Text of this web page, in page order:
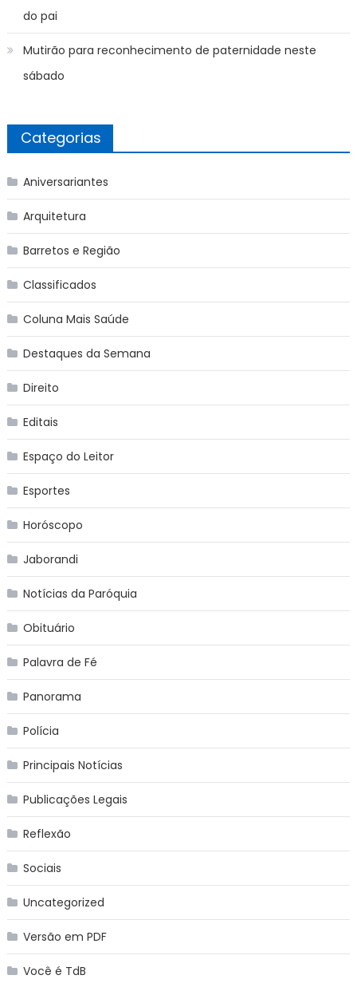
do pai
Mutirão para reconhecimento de paternidade neste
sábado
Categorias
Aniversariantes
Arquitetura
Barretos e Região
Classificados
Coluna Mais Saúde
Destaques da Semana
Direito
Editais
Espaço do Leitor
Esportes
Horóscopo
Jaborandi
Notícias da Paróquia
Obituário
Palavra de Fé
Panorama
Polícia
Principais Notícias
Publicações Legais
Reflexão
Sociais
Uncategorized
Versão em PDF
Você é TdB